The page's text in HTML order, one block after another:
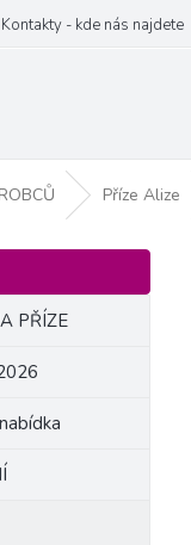
Kontakty - kde nás najdete
Příze Alize
PŘÍZE